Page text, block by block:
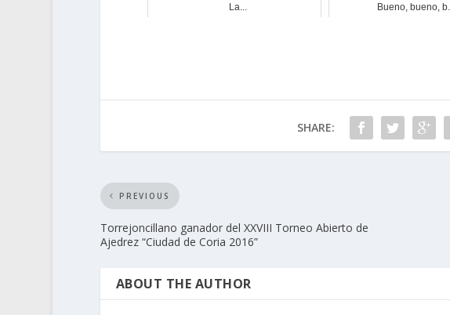
La... Bueno, bueno, b...
SHARE:
PREVIOUS
Torrejoncillano ganador del XXVIII Torneo Abierto de
Ajedrez “Ciudad de Coria 2016”
ABOUT THE AUTHOR